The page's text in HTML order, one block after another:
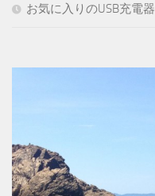
お気に入りのUSB充電器